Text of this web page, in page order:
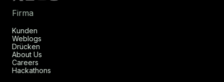
Firma
Kunden
Weblogs
Drücken
About Us
Careers
Hackathons